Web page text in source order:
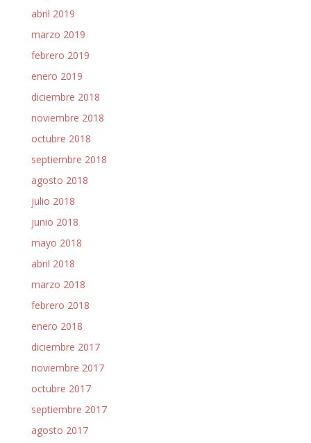
abril 2019
marzo 2019
febrero 2019
enero 2019
diciembre 2018
noviembre 2018
octubre 2018
septiembre 2018
agosto 2018
julio 2018
junio 2018
mayo 2018
abril 2018
marzo 2018
febrero 2018
enero 2018
diciembre 2017
noviembre 2017
octubre 2017
septiembre 2017
agosto 2017